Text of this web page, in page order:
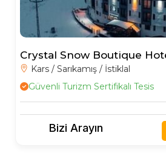
Crystal Snow Boutique
Kars / Sarıkamış / İstiklal
Güvenli Turizm Sertifikalı Tesis
Bizi Arayın